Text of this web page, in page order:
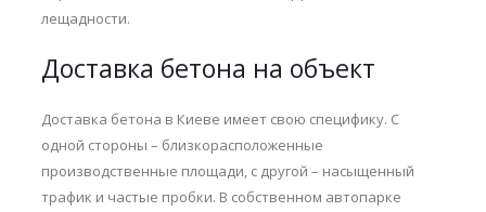
лещадности.
Доставка бетона на объект
Доставка бетона в Киеве имеет свою специфику. С
одной стороны – близкорасположенные
производственные площади, с другой – насыщенный
трафик и частые пробки. В собственном автопарке